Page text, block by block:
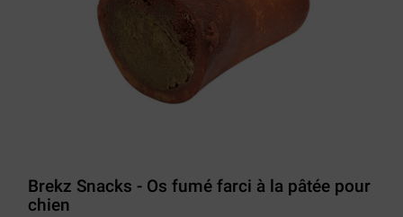
Brekz Snacks - Os fumé farci à la pâtée pour
chien